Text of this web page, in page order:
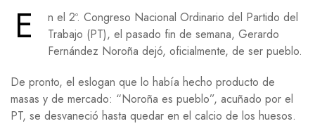
E
n el 2º. Congreso Nacional Ordinario del Partido del
Trabajo (PT), el pasado fin de semana, Gerardo
Fernández Noroña dejó, oficialmente, de ser pueblo.
De pronto, el eslogan que lo había hecho producto de
masas y de mercado: “Noroña es pueblo”, acuñado por el
PT, se desvaneció hasta quedar en el calcio de los huesos.